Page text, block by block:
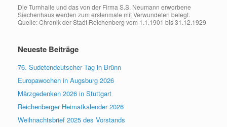
Die Turnhalle und das von der Firma S.S. Neumann erworbene
Siechenhaus werden zum erstenmale mit Verwundeten belegt.
Quelle: Chronik der Stadt Reichenberg vom 1.1.1901 bis 31.12.1929
Neueste Beiträge
76. Sudetendeutscher Tag in Brünn
Europawochen in Augsburg 2026
Märzgedenken 2026 in Stuttgart
Reichenberger Heimatkalender 2026
Weihnachtsbrief 2025 des Vorstands